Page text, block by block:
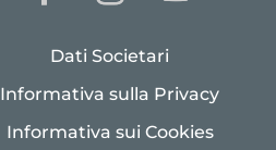
Dati Societari
Informativa sulla Privacy
Informativa sui Cookies